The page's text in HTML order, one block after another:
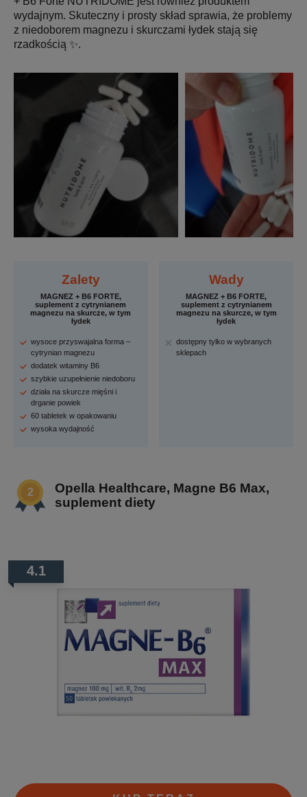
wydajnym. Skuteczny i prosty skład sprawia, że problemy
z niedoborem magnezu i skurczami łydek stają się
rzadkością ✨.
Zalety
MAGNEZ + B6 FORTE,
suplement z cytrynianem
magnezu na skurcze, w tym
łydek
wysoce przyswajalna forma –
cytrynian magnezu
dodatek witaminy B6
szybkie uzupełnienie niedoboru
działa na skurcze mięśni i
drganie powiek
60 tabletek w opakowaniu
wysoka wydajność
Wady
MAGNEZ + B6 FORTE,
suplement z cytrynianem
magnezu na skurcze, w tym
łydek
dostępny tylko w wybranych
sklepach
Opella Healthcare, Magne B6 Max,
suplement diety
4.1